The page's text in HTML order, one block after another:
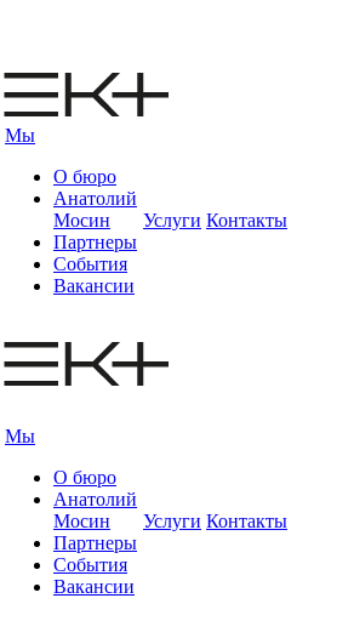
Мы
О бюро
Анатолий
Мосин
Партнеры
События
Вакансии
Услуги Контакты
Мы
О бюро
Анатолий
Мосин
Партнеры
События
Вакансии
Услуги Контакты